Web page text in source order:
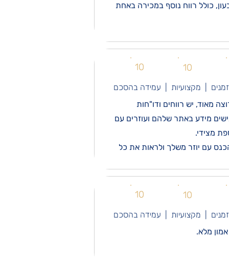
לרבעון, כולל רווח נוסף במכירה באחת
10 10
| מקצועיות | עמידה בהסכם
של מלון ומשרדים. אני מרוצה מאוד, יש רווחים ודו"חות
מידע באתר שלהם ועוזרים עם
עם יוזר משלך ולראות את כל
10 10
| מקצועיות | עמידה בהסכם